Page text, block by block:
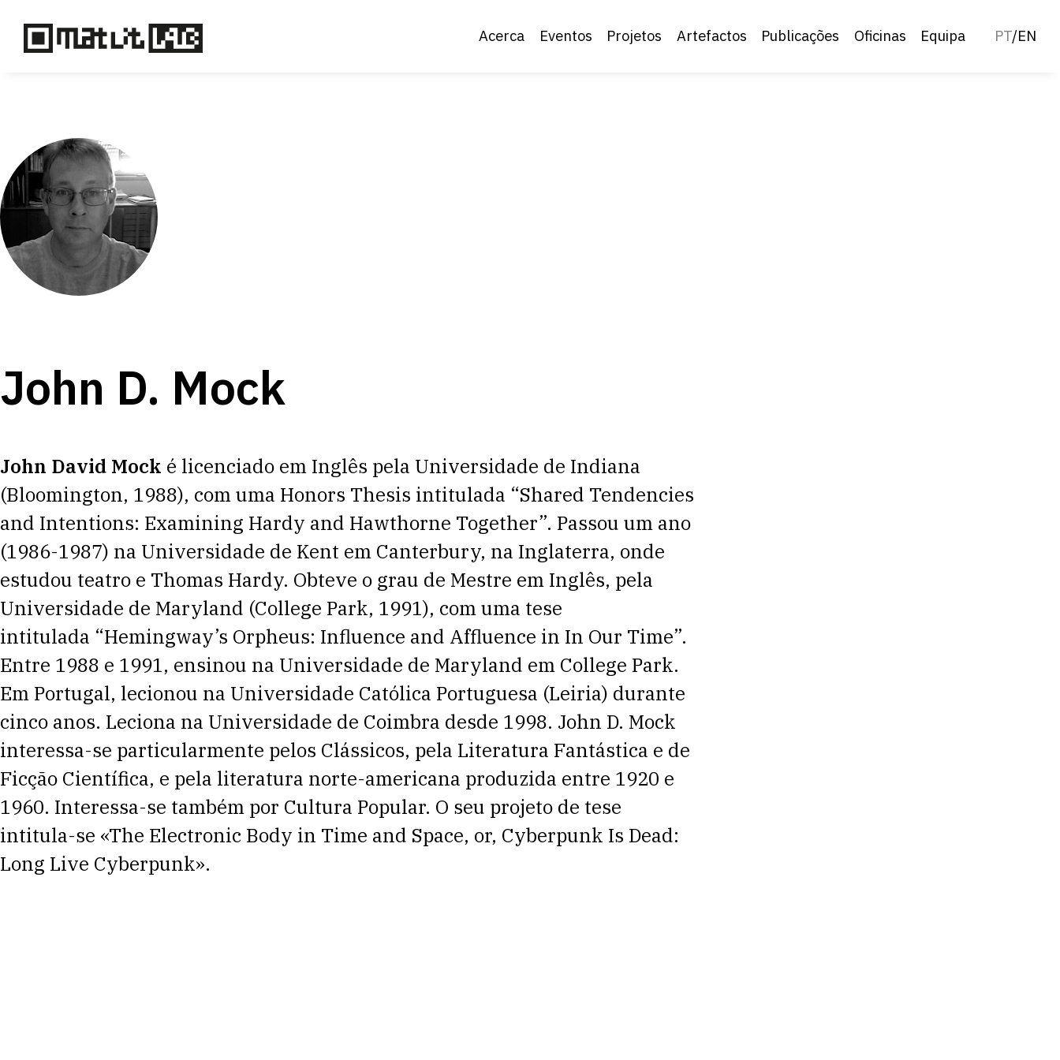
Acerca Eventos Projetos Artefactos Publicações Oficinas Equipa PT/EN
John D. Mock
John David Mock é licenciado em Inglês pela Universidade de Indiana
(Bloomington, 1988), com uma Honors Thesis intitulada “Shared Tendencies
and Intentions: Examining Hardy and Hawthorne Together”. Passou um ano
(1986-1987) na Universidade de Kent em Canterbury, na Inglaterra, onde
estudou teatro e Thomas Hardy. Obteve o grau de Mestre em Inglês, pela
Universidade de Maryland (College Park, 1991), com uma tese
intitulada “Hemingway’s Orpheus: Influence and Affluence in In Our Time”.
Entre 1988 e 1991, ensinou na Universidade de Maryland em College Park.
Em Portugal, lecionou na Universidade Católica Portuguesa (Leiria) durante
cinco anos. Leciona na Universidade de Coimbra desde 1998. John D. Mock
interessa-se particularmente pelos Clássicos, pela Literatura Fantástica e de
Ficção Científica, e pela literatura norte-americana produzida entre 1920 e
1960. Interessa-se também por Cultura Popular. O seu projeto de tese
intitula-se «The Electronic Body in Time and Space, or, Cyberpunk Is Dead:
Long Live Cyberpunk».